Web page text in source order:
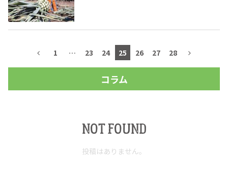
1 … 23 24 25 26 27 28
コラム
NOT FOUND
投稿はありません。